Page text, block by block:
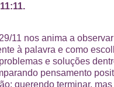
11 nos anima a
à palavra e como
e soluções
pensamento
querendo terminar,